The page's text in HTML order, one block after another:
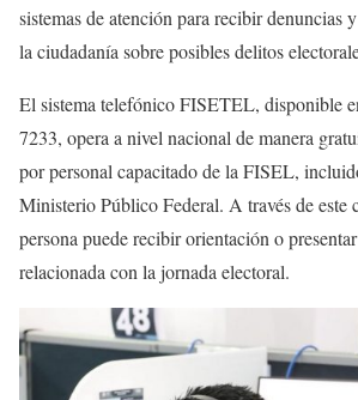
sistemas de atención para recibir denuncias
la ciudadanía sobre posibles delitos
El sistema telefónico FISETEL, disponible
7233, opera a nivel nacional de manera
por personal capacitado de la FISEL,
Ministerio Público Federal. A través de este
persona puede recibir orientación o
relacionada con la jornada electoral.